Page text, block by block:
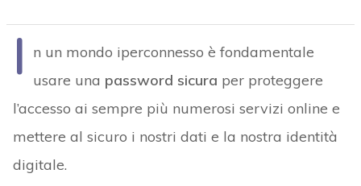
I
n un mondo iperconnesso è fondamentale
usare una password sicura per proteggere
l’accesso ai sempre più numerosi servizi online e
mettere al sicuro i nostri dati e la nostra identità
digitale.